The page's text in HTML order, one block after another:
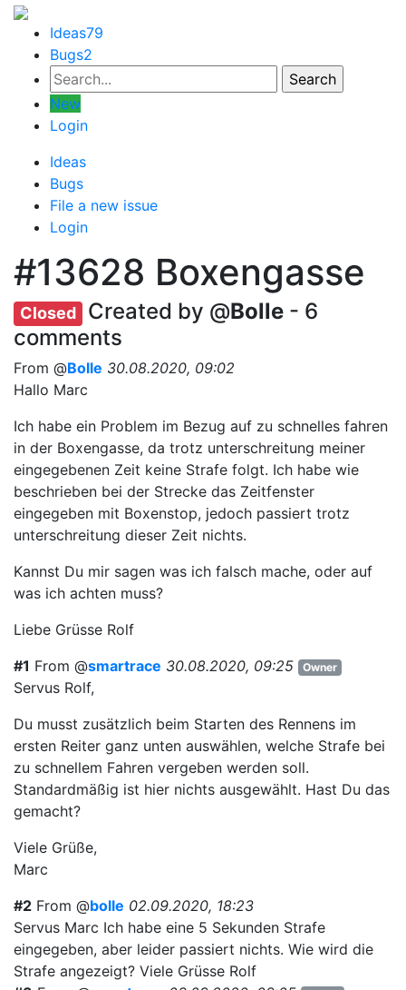
Ideas79
Bugs2
New
Login
Ideas
Bugs
File a new issue
Login
#13628 Boxengasse
Closed Created by @Bolle - 6
comments
From @Bolle 30.08.2020, 09:02
Hallo Marc
Ich habe ein Problem im Bezug auf zu schnelles fahren
in der Boxengasse, da trotz unterschreitung meiner
eingegebenen Zeit keine Strafe folgt. Ich habe wie
beschrieben bei der Strecke das Zeitfenster
eingegeben mit Boxenstop, jedoch passiert trotz
unterschreitung dieser Zeit nichts.
Kannst Du mir sagen was ich falsch mache, oder auf
was ich achten muss?
Liebe Grüsse Rolf
#1 From @smartrace 30.08.2020, 09:25 Owner
Servus Rolf,
Du musst zusätzlich beim Starten des Rennens im
ersten Reiter ganz unten auswählen, welche Strafe bei
zu schnellem Fahren vergeben werden soll.
Standardmäßig ist hier nichts ausgewählt. Hast Du das
gemacht?
Viele Grüße,
Marc
#2 From @bolle 02.09.2020, 18:23
Servus Marc Ich habe eine 5 Sekunden Strafe
eingegeben, aber leider passiert nichts. Wie wird die
Strafe angezeigt? Viele Grüsse Rolf